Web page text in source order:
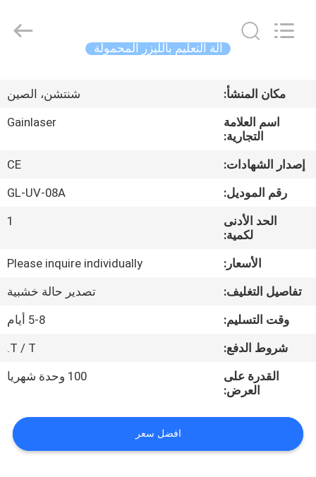
الرئيسية
منتجات
معلومات
في
مراقبة
الجودة
اتصل
بنا
Technology
آلة التعليم بالليزر المحمولة
مكان المنشأ:
شنتشن، الصين
اسم العلامة
التجارية:
Gainlaser
إصدار الشهادات:
CE
رقم الموديل:
GL-UV-08A
الحد الأدنى
لكمية:
1
الأسعار:
Please inquire individually
تفاصيل التغليف:
تصدير حالة خشبية
وقت التسليم:
5-8 أيام
شروط الدفع:
T / T.
القدرة على
العرض:
100 وحدة شهريا
افضل سعر